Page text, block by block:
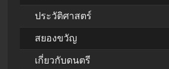
ประวัติศาสตร์
สยองขวัญ
เกี่ยวกับดนตรี